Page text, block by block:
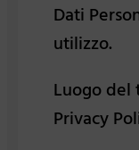
Dati
utilizzo.
Luogo del
Privacy